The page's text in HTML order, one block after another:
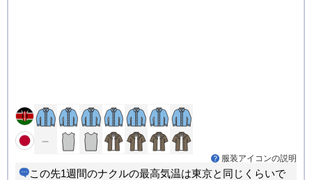
服装アイコンの説明
この先1週間のナクルの最高気温は東京と同じくらいで